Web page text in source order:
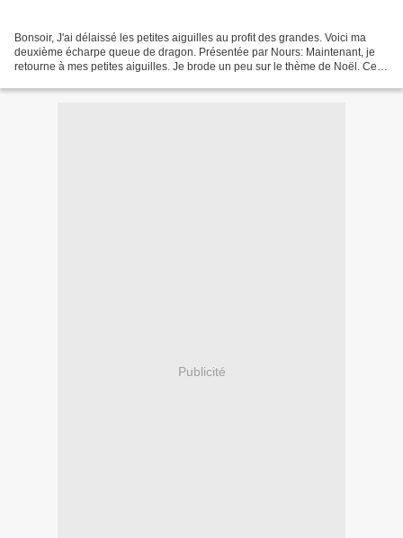
Bonsoir, J'ai délaissé les petites aiguilles au profit des grandes. Voici ma
deuxième écharpe queue de dragon. Présentée par Nours: Maintenant, je
retourne à mes petites aiguilles. Je brode un peu sur le thème de Noël. Ce
Publicité